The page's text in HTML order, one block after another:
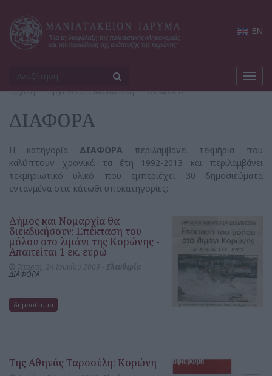
EN
Αρχική Αρχείο Δ. Λ. Μανιατάκη ΔΙΑΦΟΡΑ
ΔΙΑΦΟΡΑ
Η κατηγορία ΔΙΑΦΟΡΑ περιλαμβάνει τεκμήρια που
καλύπτουν χρονικά τα έτη 1992-2013 και περιλαμβάνει
τεκμηριωτικό υλικό που εμπεριέχει 30 δημοσιεύματα
ενταγμένα στις κάτωθι υποκατηγορίες:
Δήμος και Νομαρχία θα
διεκδικήσουν: Επέκταση του
μόλου στο λιμάνι της Κορώνης -
Απαιτείται 1 εκ. ευρώ
ΔΙΑΦΟΡΑ
δημοσίευμα
Της Αθηνάς Ταρσούλη: Κορώνη